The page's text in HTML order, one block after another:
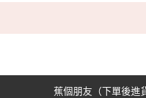
蕉個朋友（下單後進